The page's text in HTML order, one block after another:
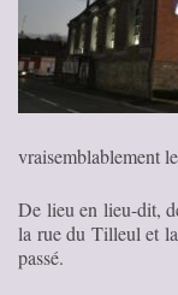
vraisemblablement
De lieu en lieu-dit,
la rue du Tilleul et
passé.